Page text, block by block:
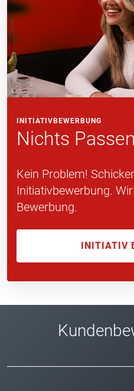
INITIATIVBEWERBUNG
Nichts
Kein Problem!
Initiativbewerbung.
Bewerbung.
INITIATIV